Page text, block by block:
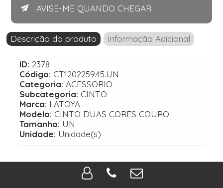
AVISE-ME QUANDO CHEGAR
Descrição do produto Informação Adicional
ID: 2378
Código: CT1202259.45.UN
Categoria: ACESSORIO
Subcategoria: CINTO
Marca: LATOYA
Modelo: CINTO DUAS CORES COURO
Tamanho: UN
Unidade: Unidade(s)